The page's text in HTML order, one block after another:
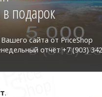
подарок
сайта от PriceShop
отчёт +7 (903)
.